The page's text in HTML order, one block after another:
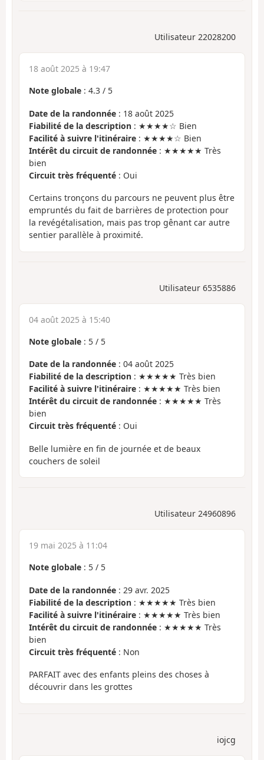
Utilisateur 22028200
18 août 2025 à 19:47
Note globale : 4.3 / 5
Date de la randonnée : 18 août 2025
Fiabilité de la description : ★★★★☆ Bien
Facilité à suivre l'itinéraire : ★★★★☆ Bien
Intérêt du circuit de randonnée : ★★★★★ Très
bien
Circuit très fréquenté : Oui
Certains tronçons du parcours ne peuvent plus être
empruntés du fait de barrières de protection pour
la revégétalisation, mais pas trop gênant car autre
sentier parallèle à proximité.
Utilisateur 6535886
04 août 2025 à 15:40
Note globale : 5 / 5
Date de la randonnée : 04 août 2025
Fiabilité de la description : ★★★★★ Très bien
Facilité à suivre l'itinéraire : ★★★★★ Très bien
Intérêt du circuit de randonnée : ★★★★★ Très
bien
Circuit très fréquenté : Oui
Belle lumière en fin de journée et de beaux
couchers de soleil
Utilisateur 24960896
19 mai 2025 à 11:04
Note globale : 5 / 5
Date de la randonnée : 29 avr. 2025
Fiabilité de la description : ★★★★★ Très bien
Facilité à suivre l'itinéraire : ★★★★★ Très bien
Intérêt du circuit de randonnée : ★★★★★ Très
bien
Circuit très fréquenté : Non
PARFAIT avec des enfants pleins des choses à
découvrir dans les grottes
iojcg